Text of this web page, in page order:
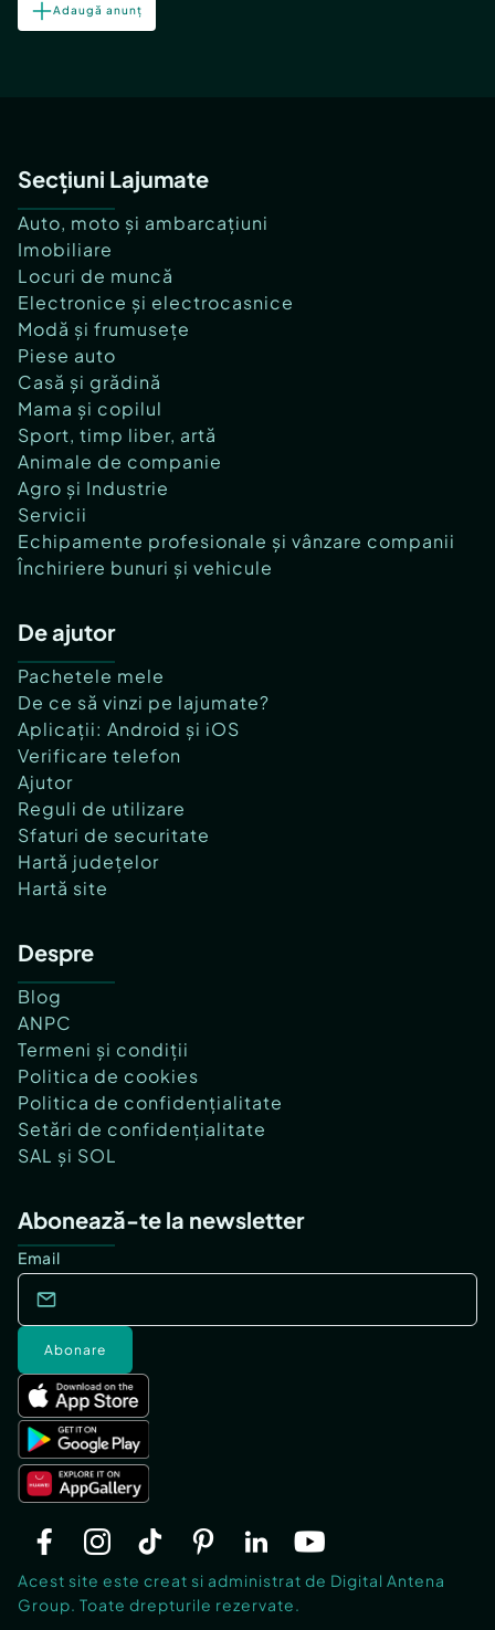
Adaugă anunț
Secțiuni Lajumate
Auto, moto și ambarcațiuni
Imobiliare
Locuri de muncă
Electronice și electrocasnice
Modă și frumusețe
Piese auto
Casă și grădină
Mama și copilul
Sport, timp liber, artă
Animale de companie
Agro și Industrie
Servicii
Echipamente profesionale și vânzare companii
Închiriere bunuri și vehicule
De ajutor
Pachetele mele
De ce să vinzi pe lajumate?
Aplicații: Android și iOS
Verificare telefon
Ajutor
Reguli de utilizare
Sfaturi de securitate
Hartă județelor
Hartă site
Despre
Blog
ANPC
Termeni și condiții
Politica de cookies
Politica de confidențialitate
Setări de confidențialitate
SAL și SOL
Abonează-te la newsletter
Email
Abonare
Acest site este creat si administrat de Digital Antena
Group. Toate drepturile rezervate.